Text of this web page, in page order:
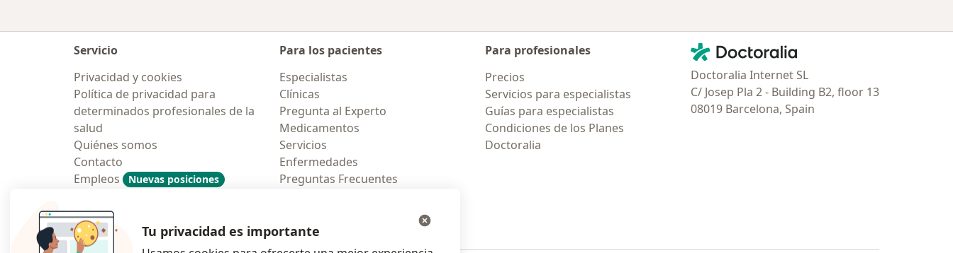
Servicio
Privacidad y cookies
Política de privacidad para
determinados profesionales de la
salud
Quiénes somos
Contacto
Empleos
Nuevas posiciones
Contratación
Para los pacientes
Especialistas
Clínicas
Pregunta al Experto
Medicamentos
Servicios
Enfermedades
Preguntas Frecuentes
Para profesionales
Precios
Servicios para especialistas
Guías para especialistas
Condiciones de los Planes
Doctoralia
Contacto
Doctoralia - Página de inicio
Doctoralia Internet SL
C/ Josep Pla 2 - Building B2, floor 13
08019 Barcelona, Spain
Tu privacidad es importante